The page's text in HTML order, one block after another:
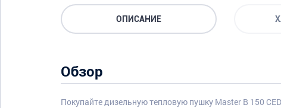
ОПИСАНИЕ
Обзор
Покупайте дизельную тепловую пушку Master B 150